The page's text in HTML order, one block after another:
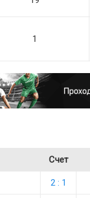
1
Счет
2 : 1